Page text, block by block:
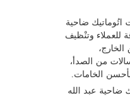
اتُوماتيك ضاحية
للعملاء وتنْظيف
من الصدأ،
الخامات.
ضاحية عبد الله